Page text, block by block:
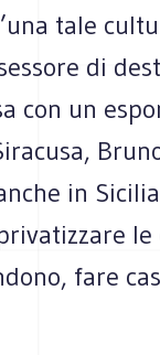
tale
di
con un
in
fare